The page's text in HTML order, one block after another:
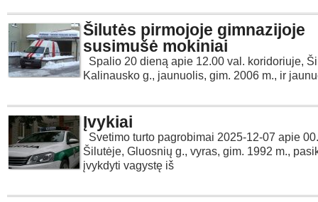
Šilutės pirmojoje gimnazijoje
susimušė mokiniai
Spalio 20 dieną apie 12.00 val. koridoriuje,
Kalinausko g., jaunuolis, gim. 2006 m., ir
Įvykiai
Svetimo turto pagrobimai 2025-12-07 apie
Šilutėje, Gluosnių g., vyras, gim. 1992 m.,
įvykdyti vagystę iš